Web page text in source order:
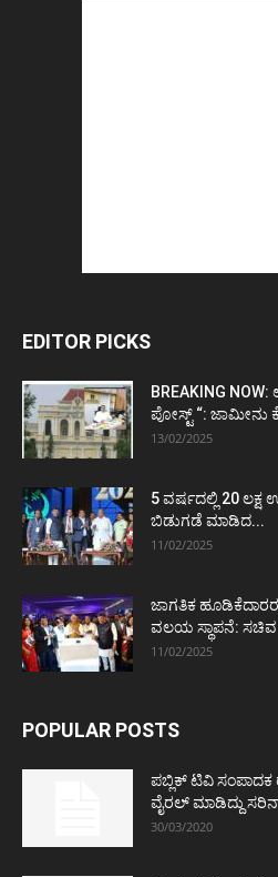
EDITOR PICKS
BREAKING
ಪೋಸ್ಟ್‌ “:
13/02/2025
5 ವರ್ಷದಲ್ಲಿ 20 ಲಕ್ಷ
ಬಿಡುಗಡೆ ಮಾಡಿದ...
11/02/2025
ಜಾಗತಿಕ
ವಲಯ ಸ್ಥಾಪನೆ: ಸಚಿವ
11/02/2025
POPULAR POSTS
ಪಬ್ಲಿಕ್ ಟಿವಿ
ವೈರಲ್ ಮಾಡಿದ್ದು
30/03/2020